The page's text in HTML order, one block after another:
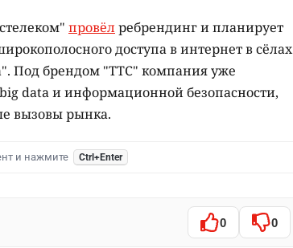
провёлребрендинг и планирует
доступа в интернет в сёлах
Под брендом "TTC" компания уже
data и информационной безопасности,
вызовы рынка.
и нажмите Ctrl+Enter
0 0